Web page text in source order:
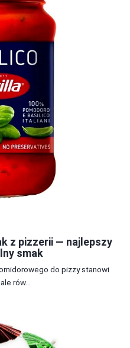
z pizzerii — najlepszy
smak
do pizzy stanowi
rów...